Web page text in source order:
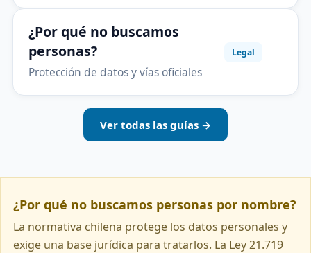
¿Por qué no buscamos
personas?
Protección de datos y vías oficiales
Legal
Ver todas las guías →
¿Por qué no buscamos personas por nombre?
La normativa chilena protege los datos personales y
exige una base jurídica para tratarlos. La Ley 21.719